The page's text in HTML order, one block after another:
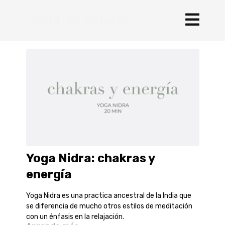
Yoga Nidra: chakras y
energía
Yoga Nidra es una practica ancestral de la India que
se diferencia de mucho otros estilos de meditación
con un énfasis en la relajación.